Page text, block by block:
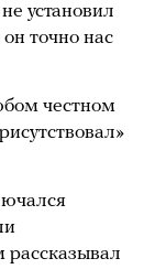
установил
точно нас
честном